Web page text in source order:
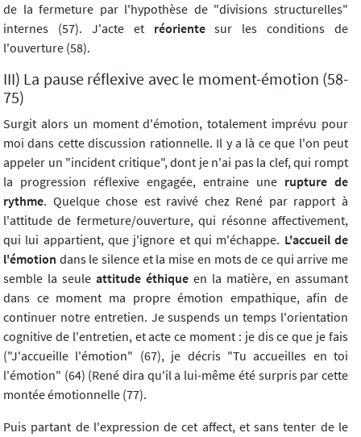
de la fermeture par l'hypothèse de "divisions structurelles"
internes (57). J'acte et réorientesur les conditions de
l'ouverture (58).
III) La pause réflexive avec le moment-émotion (58-
75)
Surgit alors un moment d'émotion, totalement imprévu pour
moi dans cette discussion rationnelle. Il y a là ce que l'on peut
appeler un "incident critique", dont je n'ai pas la clef, qui rompt
la progression réflexive engagée, entraine une rupture de
rythme. Quelque chose est ravivé chez René par rapport à
l'attitude de fermeture/ouverture, qui résonne affectivement,
qui lui appartient, que j'ignore et qui m'échappe. L'accueil de
l'émotion dans le silence et la mise en mots de ce qui arrive me
semble la seule attitude éthique en la matière, en assumant
dans ce moment ma propre émotion empathique, afin de
continuer notre entretien. Je suspends un temps l'orientation
cognitive de l'entretien, et acte ce moment : je dis ce que je fais
("J'accueille l'émotion" (67), je décris "Tu accueilles en toi
l'émotion" (64) (René dira qu'il a lui-même été surpris par cette
montée émotionnelle (77).
Puis partant de l'expression de cet affect, et sans tenter de le